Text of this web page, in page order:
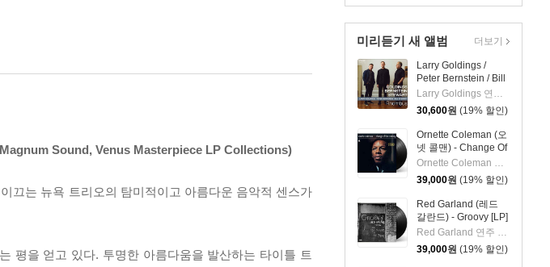
미리듣기 새 앨범
Larry Goldings /
Peter Bernstein / Bill
Stewart (래리 골딩스
/ 피터 번스타인 / 빌
스튜어트) - Rhombus
Larry Goldings 연주 외 2명
30,600원 (19% 할인)
Ornette Coleman (오
넷 콜맨) - Change Of
The Century [LP] Ornette Coleman 연주
39,000원 (19% 할인)
Red Garland (레드
갈란드) - Groovy [LP]
Red Garland 연주 외 2명
39,000원 (19% 할인)
더보기
Sound, Venus Masterpiece LP Collections)
끄는 뉴욕 트리오의 탐미적이고 아름다운 음악적 센스가
평을 얻고 있다. 투명한 아름다움을 발산하는 타이틀 트